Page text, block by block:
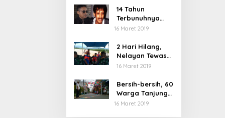
14 Tahun
Terbunuhnya
Munir, Polri
Tim Khusus
16 Maret 2019
2 Hari Hilang,
Nelayan Tewas
Mengambang di
Cipalawah Garut
16 Maret 2019
Bersih-bersih, 60
Warga Tanjung
Priok Ikuti
16 Maret 2019